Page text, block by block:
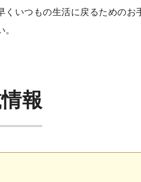
くいつもの生活に戻るためのお
。
報